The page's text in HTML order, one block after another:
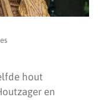
hout
en